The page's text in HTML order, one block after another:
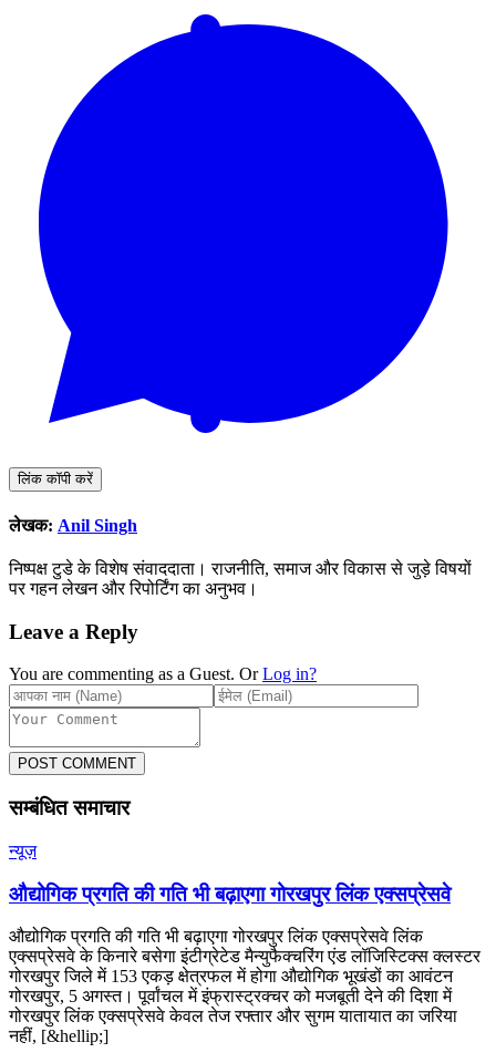
लिंक कॉपी करें
लेखक: Anil Singh
निष्पक्ष टुडे के विशेष संवाददाता। राजनीति, समाज और विकास से जुड़े विषयों
पर गहन लेखन और रिपोर्टिंग का अनुभव।
Leave a Reply
You are commenting as a Guest. Or Log in?
POST COMMENT
सम्बंधित समाचार
न्यूज़
औद्योगिक प्रगति की गति भी बढ़ाएगा गोरखपुर लिंक एक्सप्रेसवे
औद्योगिक प्रगति की गति भी बढ़ाएगा गोरखपुर लिंक एक्सप्रेसवे लिंक
एक्सप्रेसवे के किनारे बसेगा इंटीग्रेटेड मैन्युफैक्चरिंग एंड लॉजिस्टिक्स क्लस्टर
गोरखपुर जिले में 153 एकड़ क्षेत्रफल में होगा औद्योगिक भूखंडों का आवंटन
गोरखपुर, 5 अगस्त। पूर्वांचल में इंफ्रास्ट्रक्चर को मजबूती देने की दिशा में
गोरखपुर लिंक एक्सप्रेसवे केवल तेज रफ्तार और सुगम यातायात का जरिया
नहीं, [&hellip;]